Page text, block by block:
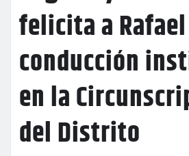
felicita a
conducción
en la
del Distrito